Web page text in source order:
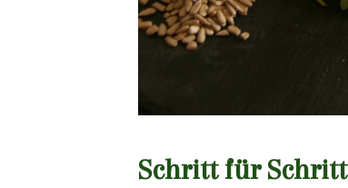
Schritt für Schritt